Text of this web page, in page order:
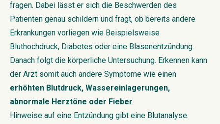
fragen. Dabei lässt er sich die Beschwerden des
Patienten genau schildern und fragt, ob bereits andere
Erkrankungen vorliegen wie Beispielsweise
Bluthochdruck, Diabetes oder eine Blasenentzündung.
Danach folgt die körperliche Untersuchung. Erkennen kann
der Arzt somit auch andere Symptome wie einen
erhöhten Blutdruck, Wassereinlagerungen,
abnormale Herztöne oder Fieber.
Hinweise auf eine Entzündung gibt eine Blutanalyse.